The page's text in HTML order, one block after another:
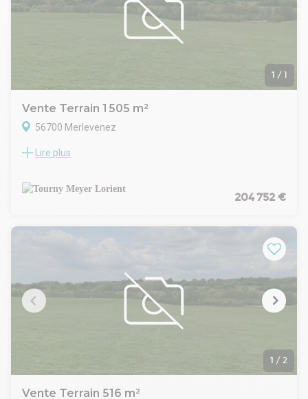
Disponibilité : Immédiate
Les informations sur les risques naturels, miniers, ou
technologiques, auxquels ces biens sont exposés, sont
disponibles sur le site www.georisques.gouv.fr
1 / 1
Vente Terrain 1 505 m²
56700 Merlevenez
Au coeur de la zone d'activités des Sources, proche de la
1505 m² environ.
Parfaitement situé pour allier accessibilité et visibilité, il offre
Lire plus
204 752 €
1 / 2
Vente Terrain 516 m²